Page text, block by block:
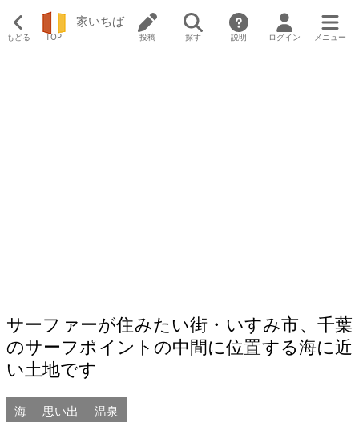
もどる TOP
家いちば
投稿 探す 説明 ログイン メニュー
サーファーが住みたい街・いすみ市、千葉
のサーフポイントの中間に位置する海に近
い土地です
海 思い出 温泉